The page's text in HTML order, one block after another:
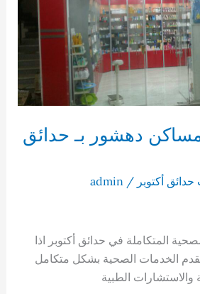
دهشور بـ حدائق
أكتوبر /
admin
المتكاملة في حدائق أكتوبر اذا
الخدمات الصحية بشكل متكامل
والاستشارات الطبية